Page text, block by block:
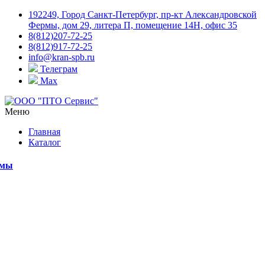
192249, Город Санкт-Петербург, пр-кт Александровской
Фермы, дом 29, литера П, помещение 14Н, офис 35
8(812)207-72-25
8(812)917-72-25
info@kran-spb.ru
Телеграм
Max
Меню
Главная
Каталог